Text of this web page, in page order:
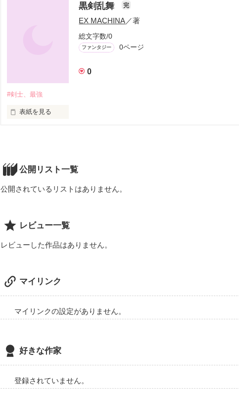
黒剣乱舞 完
EX MACHINA／著
総文字数/0
ファンタジー 0ページ
0
#剣士、最強
表紙を見る
公開リスト一覧
公開されているリストはありません。
レビュー一覧
レビューした作品はありません。
マイリンク
マイリンクの設定がありません。
好きな作家
登録されていません。